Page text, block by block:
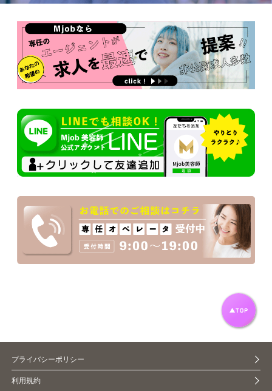
プライバシーポリシー
利用規約